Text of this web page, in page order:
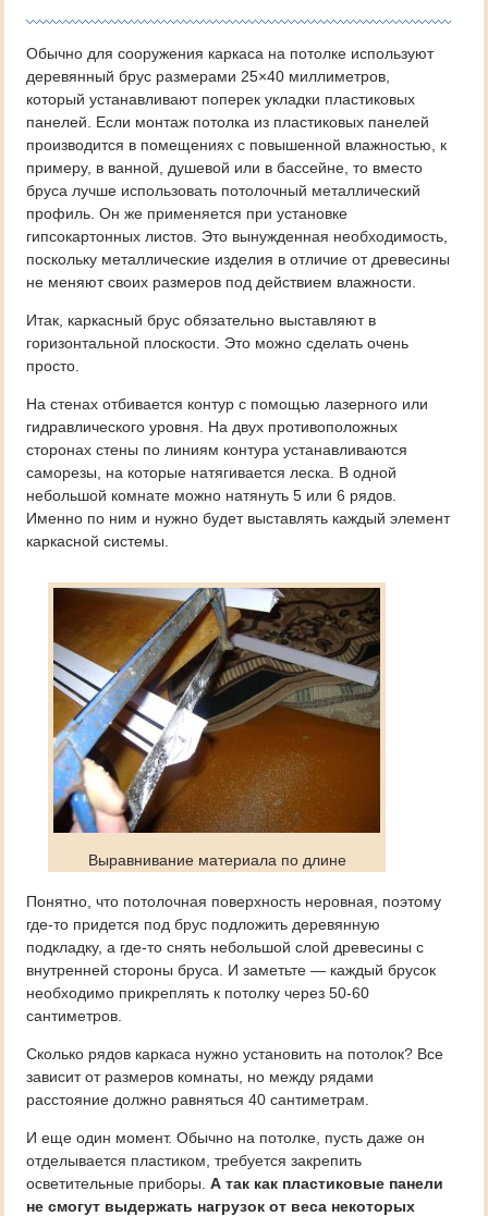
Обычно для сооружения каркаса на потолке используют
деревянный брус размерами 25×40 миллиметров,
который устанавливают поперек укладки пластиковых
панелей. Если монтаж потолка из пластиковых панелей
производится в помещениях с повышенной влажностью, к
примеру, в ванной, душевой или в бассейне, то вместо
бруса лучше использовать потолочный металлический
профиль. Он же применяется при установке
гипсокартонных листов. Это вынужденная необходимость,
поскольку металлические изделия в отличие от древесины
не меняют своих размеров под действием влажности.
Итак, каркасный брус обязательно выставляют в
горизонтальной плоскости. Это можно сделать очень
просто.
На стенах отбивается контур с помощью лазерного или
гидравлического уровня. На двух противоположных
сторонах стены по линиям контура устанавливаются
саморезы, на которые натягивается леска. В одной
небольшой комнате можно натянуть 5 или 6 рядов.
Именно по ним и нужно будет выставлять каждый элемент
каркасной системы.
Выравнивание материала по длине
Понятно, что потолочная поверхность неровная, поэтому
где-то придется под брус подложить деревянную
подкладку, а где-то снять небольшой слой древесины с
внутренней стороны бруса. И заметьте — каждый брусок
необходимо прикреплять к потолку через 50-60
сантиметров.
Сколько рядов каркаса нужно установить на потолок? Все
зависит от размеров комнаты, но между рядами
расстояние должно равняться 40 сантиметрам.
И еще один момент. Обычно на потолке, пусть даже он
отделывается пластиком, требуется закрепить
осветительные приборы. А так как пластиковые панели
не смогут выдержать нагрузок от веса некоторых